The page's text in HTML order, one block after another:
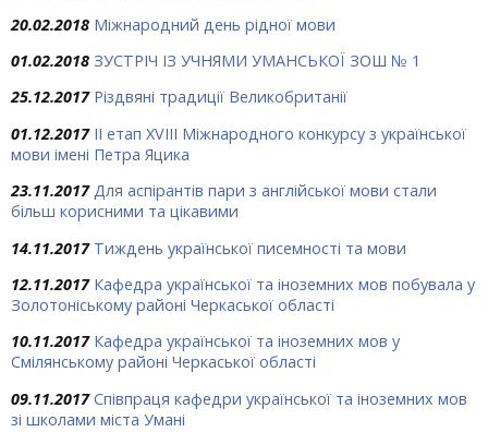
20.02.2018 Міжнародний день рідної мови
01.02.2018 ЗУСТРІЧ ІЗ УЧНЯМИ УМАНСЬКОЇ ЗОШ № 1
25.12.2017 Різдвяні традиції Великобританії
01.12.2017 ІІ етап XVIII Міжнародного конкурсу з української
мови імені Петра Яцика
23.11.2017 Для аспірантів пари з англійської мови стали
більш корисними та цікавими
14.11.2017 Тиждень української писемності та мови
12.11.2017 Кафедра української та іноземних мов побувала у
Золотоніському районі Черкаської області
10.11.2017 Кафедра української та іноземних мов у
Смілянському районі Черкаської області
09.11.2017 Співпраця кафедри української та іноземних мов
зі школами міста Умані